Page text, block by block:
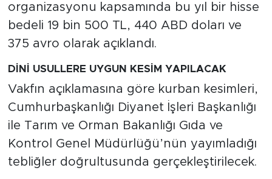
organizasyonu kapsamında bu yıl bir hisse
bedeli 19 bin 500 TL, 440 ABD doları ve
375 avro olarak açıklandı.
DİNİ USULLERE UYGUN KESİM YAPILACAK
Vakfın açıklamasına göre kurban kesimleri,
Cumhurbaşkanlığı Diyanet İşleri Başkanlığı
ile Tarım ve Orman Bakanlığı Gıda ve
Kontrol Genel Müdürlüğü’nün yayımladığı
tebliğler doğrultusunda gerçekleştirilecek.